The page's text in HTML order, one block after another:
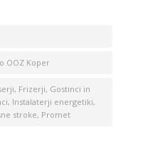
OOZ Koper
, Frizerji, Gostinci in
, Instalaterji energetiki,
stroke, Promet